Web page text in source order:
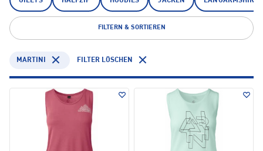
FILTERN & SORTIEREN
MARTINI FILTER LÖSCHEN